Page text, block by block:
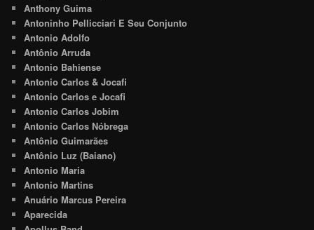
Anthony Guima
Antoninho Pellicciari E Seu Conjunto
Antonio Adolfo
Antônio Arruda
Antonio Bahiense
Antonio Carlos & Jocafi
Antonio Carlos e Jocafi
Antonio Carlos Jobim
Antonio Carlos Nóbrega
Antônio Guimarães
Antônio Luz (Baiano)
Antonio Maria
Antonio Martins
Anuário Marcus Pereira
Aparecida